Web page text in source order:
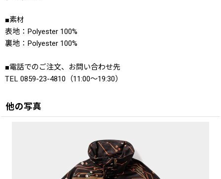
■素材
表地：Polyester 100%
裏地：Polyester 100%
■電話でのご注文、お問い合わせ先
TEL 0859-23-4810（11:00〜19:30）
他の写真